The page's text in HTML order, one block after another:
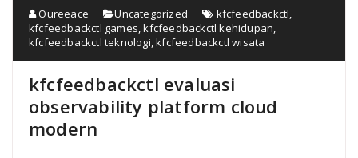
Oureeace Uncategorized kfcfeedbackctl,
kfcfeedbackctl games,kfcfeedbackctl kehidupan,
kfcfeedbackctl teknologi,kfcfeedbackctl wisata
kfcfeedbackctl evaluasi
observability platform cloud
modern